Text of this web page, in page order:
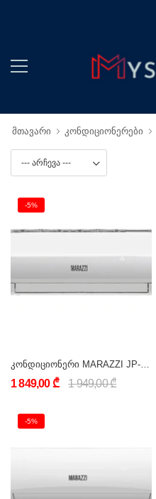
მთავარი კონდიციონერები
-5%
1 849,00 ₾ 1 949,00 ₾
-5%